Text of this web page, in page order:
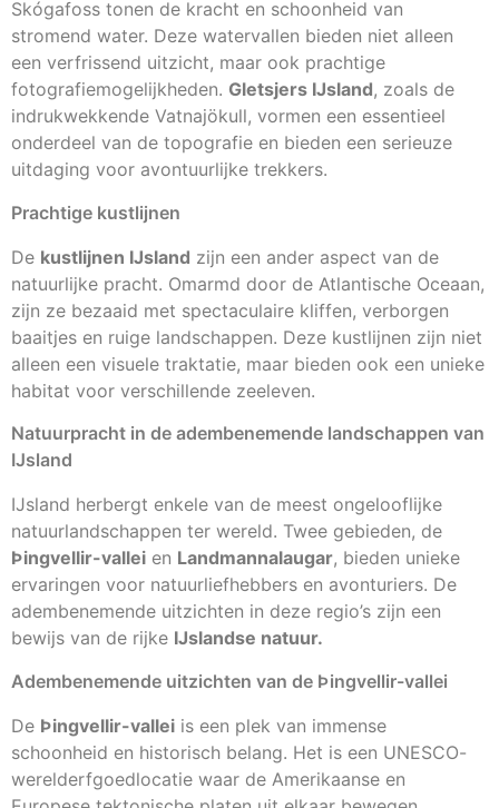
Skógafoss tonen de kracht en schoonheid van
stromend water. Deze watervallen bieden niet alleen
een verfrissend uitzicht, maar ook prachtige
fotografiemogelijkheden. Gletsjers IJsland, zoals de
indrukwekkende Vatnajökull, vormen een essentieel
onderdeel van de topografie en bieden een serieuze
uitdaging voor avontuurlijke trekkers.
Prachtige kustlijnen
De kustlijnen IJsland zijn een ander aspect van de
natuurlijke pracht. Omarmd door de Atlantische Oceaan,
zijn ze bezaaid met spectaculaire kliffen, verborgen
baaitjes en ruige landschappen. Deze kustlijnen zijn niet
alleen een visuele traktatie, maar bieden ook een unieke
habitat voor verschillende zeeleven.
Natuurpracht in de adembenemende landschappen van
IJsland
IJsland herbergt enkele van de meest ongelooflijke
natuurlandschappen ter wereld. Twee gebieden, de
Þingvellir-vallei en Landmannalaugar, bieden unieke
ervaringen voor natuurliefhebbers en avonturiers. De
adembenemende uitzichten in deze regio’s zijn een
bewijs van de rijke IJslandse natuur.
Adembenemende uitzichten van de Þingvellir-vallei
De Þingvellir-vallei is een plek van immense
schoonheid en historisch belang. Het is een UNESCO-
werelderfgoedlocatie waar de Amerikaanse en